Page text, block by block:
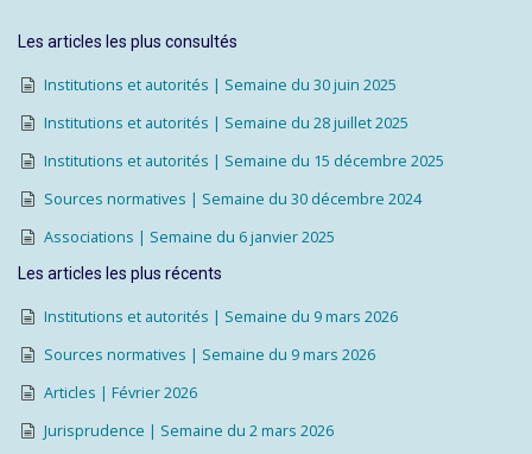
Les articles les plus consultés
Institutions et autorités | Semaine du 30 juin 2025
Institutions et autorités | Semaine du 28 juillet 2025
Institutions et autorités | Semaine du 15 décembre 2025
Sources normatives | Semaine du 30 décembre 2024
Associations | Semaine du 6 janvier 2025
Les articles les plus récents
Institutions et autorités | Semaine du 9 mars 2026
Sources normatives | Semaine du 9 mars 2026
Articles | Février 2026
Jurisprudence | Semaine du 2 mars 2026